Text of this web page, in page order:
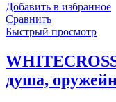
Добавить в избранное
Сравнить
Быстрый просмотр
душа,